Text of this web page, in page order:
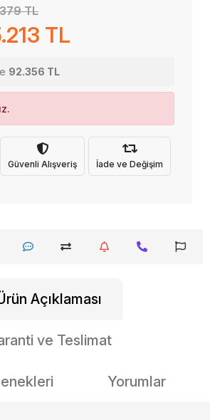
TL
TL
92.356 TL
Güvenli Alışveriş İade ve Değişim
Açıklaması
ve Teslimat
Yorumlar